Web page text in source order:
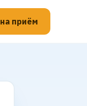
на приём